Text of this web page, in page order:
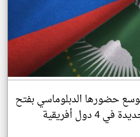
حضورها الدبلوماسي بفتح
4 دول أفريقية